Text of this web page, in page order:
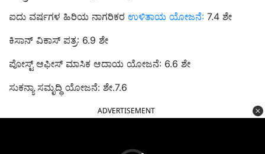
ಐದು ವರ್ಷಗಳ ಹಿರಿಯ ನಾಗರಿಕರ ಉಳಿತಾಯ ಯೋಜನೆ: 7.4 ಶೇ
ಕಿಸಾನ್ ವಿಕಾಸ್ ಪತ್ರ: 6.9 ಶೇ
ಪೋಸ್ಟ್ ಆಫೀಸ್ ಮಾಸಿಕ ಆದಾಯ ಯೋಜನೆ: 6.6 ಶೇ
ಸುಕನ್ಯಾ ಸಮೃದ್ಧಿ ಯೋಜನೆ: ಶೇ.7.6
ADVERTISEMENT